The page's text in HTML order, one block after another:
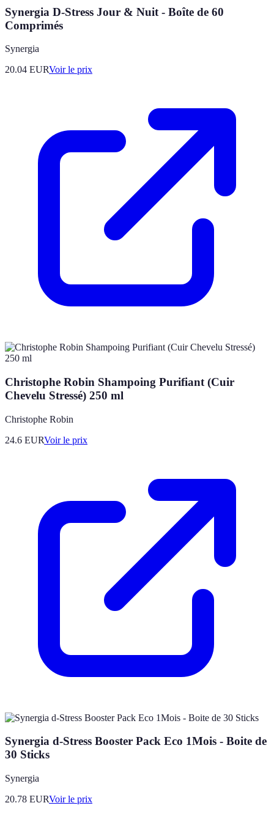
Synergia D-Stress Jour & Nuit - Boîte de 60
Comprimés
Synergia
20.04 EURVoir le prix
Christophe Robin Shampoing Purifiant (Cuir
Chevelu Stressé) 250 ml
Christophe Robin
24.6 EURVoir le prix
Synergia d-Stress Booster Pack Eco 1Mois - Boite de
30 Sticks
Synergia
20.78 EURVoir le prix